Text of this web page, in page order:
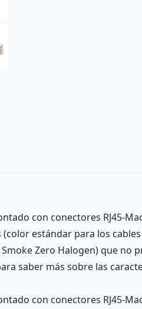
con conectores RJ45-
estándar para los cables
Smoke Zero Halogen) que
saber más sobre las
con conectores RJ45-